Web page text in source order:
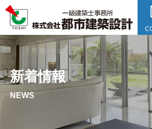
新着情報
NEWS